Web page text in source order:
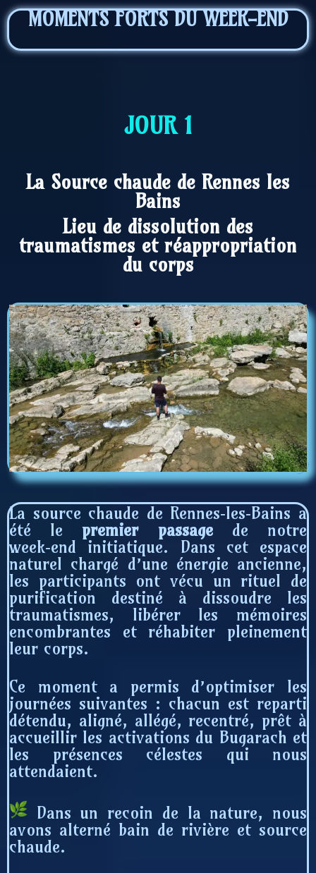
MOMENTS FORTS DU WEEK-END
JOUR 1
La Source chaude de Rennes les
Bains
Lieu de dissolution des
traumatismes et réappropriation
du corps
La source chaude de Rennes‑les‑Bains a
été lepremier passagede notre
week‑end initiatique. Dans cet espace
naturel chargé d’une énergie ancienne,
les participants ont vécu un rituel de
purification destiné à dissoudre les
traumatismes, libérer les mémoires
encombrantes et réhabiter pleinement
leur corps.
Ce moment a permis d’optimiser les
journées suivantes : chacun est reparti
détendu, aligné, allégé, recentré, prêt à
accueillir les activations du Bugarach et
les présences célestes qui nous
attendaient.
Dans un recoin de la nature, nous
avons alterné bain de rivière et source
chaude.